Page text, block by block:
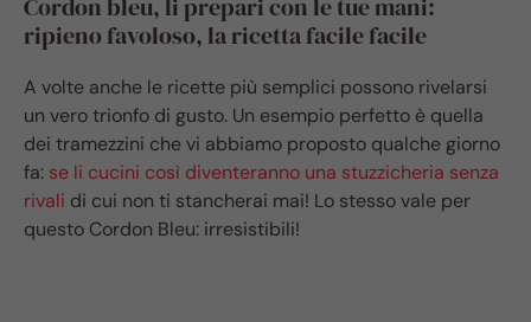
Cordon bleu, li prepari con le tue mani:
ripieno favoloso, la ricetta facile facile
A volte anche le ricette più semplici possono rivelarsi
un vero trionfo di gusto. Un esempio perfetto è quella
dei tramezzini che vi abbiamo proposto qualche giorno
fa: se li cucini così diventeranno una stuzzicheria senza
rivali di cui non ti stancherai mai! Lo stesso vale per
questo Cordon Bleu: irresistibili!